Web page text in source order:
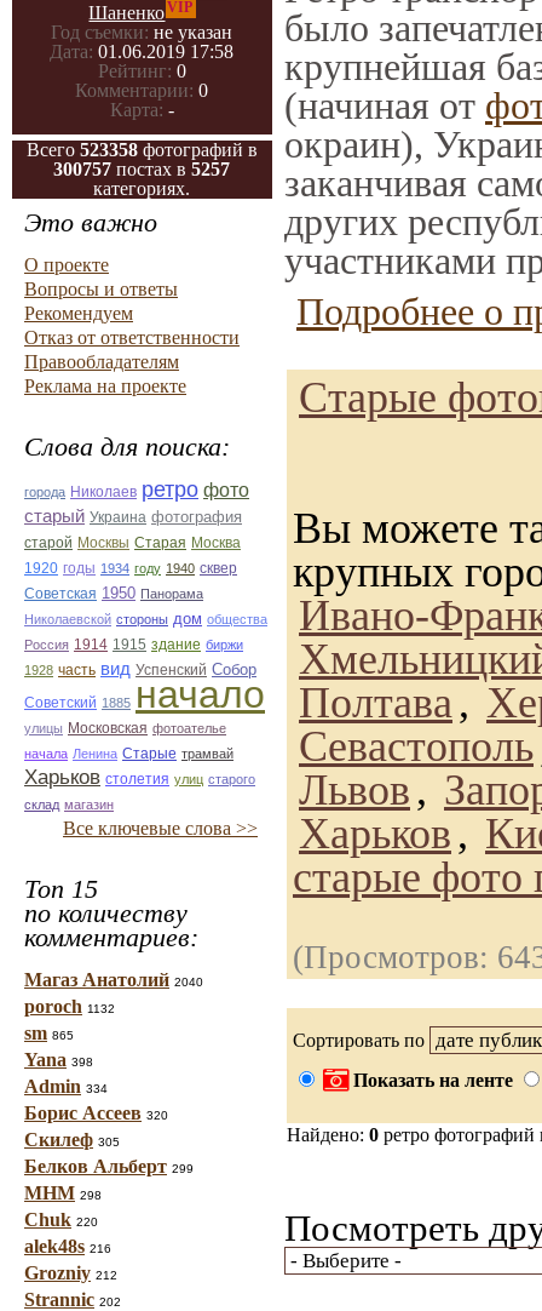
ШаненкоVIP
Год съемки: не указан
Дата: 01.06.2019 17:58
Рейтинг: 0
Комментарии: 0
Карта: -
Всего 523358 фотографий в
300757 постах в5257
категориях.
Это важно
О проекте
Вопросы и ответы
Рекомендуем
Отказ от ответственности
Правообладателям
Реклама на проекте
Слова для поиска:
города Николаев ретро фото
старый Украина фотография
старой Москвы Старая Москва
1920 годы 1934 году 1940 сквер
Советская 1950 Панорама
Николаевской стороны дом общества
Россия 1914 1915 здание биржи
1928 часть вид Успенский Собор
Советский 1885 начало
улицы Московская фотоателье
начала Ленина Старые трамвай
Харьков столетия улиц старого
склад магазин
Все ключевые слова >>
Топ 15
по количеству
комментариев:
Магаз Анатолий 2040
poroch 1132
sm 865
Yana 398
Admin 334
Борис Ассеев 320
Скилеф 305
Белков Альберт 299
МНМ 298
Chuk 220
alek48s 216
Grozniy 212
Strannic 202
было
крупнейшая
(начиная от
окраин),
заканчивая
других
участниками
Подробнее о
Старые
Вы можете
крупных
Ивано-
Полтава,
Севастополь
Львов ,
Харьков ,
старые фото
(Просмотров:
Сортировать по
Показать на ленте
Найдено: 0 ретро
Посмотреть